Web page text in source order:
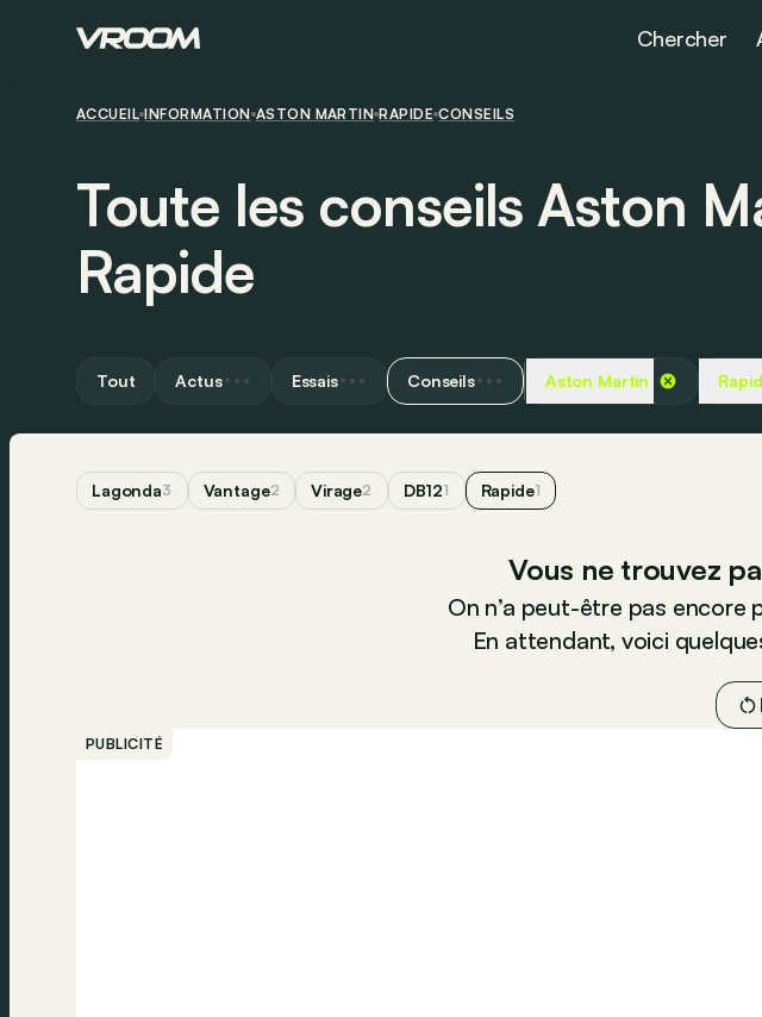
Chercher
ACCUEIL INFORMATION ASTON MARTIN RAPIDE CONSEILS
Toute les conseils Aston
Rapide
Tout Actus Essais Conseils Aston Martin
Lagonda3 Vantage2 Virage2 DB121 Rapide1
Vous ne trouvez
On n’a peut-être pas encore
En attendant, voici
PUBLICITÉ